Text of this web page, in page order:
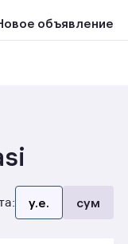
объявление
y.e. сум